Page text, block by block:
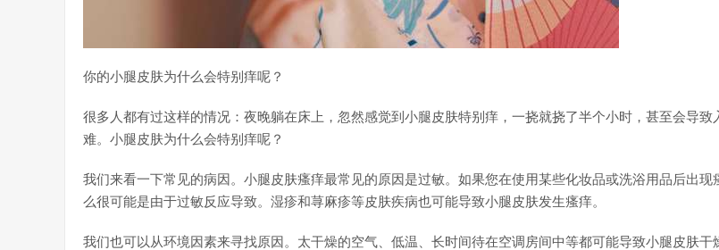
你的小腿皮肤为什么会特别痒呢？
很多人都有过这样的情况：夜晚躺在床上，忽然感觉到小腿皮肤特别痒，一挠就挠了半个小时，甚至会导致
难。小腿皮肤为什么会特别痒呢？
我们来看一下常见的病因。小腿皮肤瘙痒最常见的原因是过敏。如果您在使用某些化妆品或洗浴用品后出现
么很可能是由于过敏反应导致。湿疹和荨麻疹等皮肤疾病也可能导致小腿皮肤发生瘙痒。
我们也可以从环境因素来寻找原因。太干燥的空气、低温、长时间待在空调房间中等都可能导致小腿皮肤干